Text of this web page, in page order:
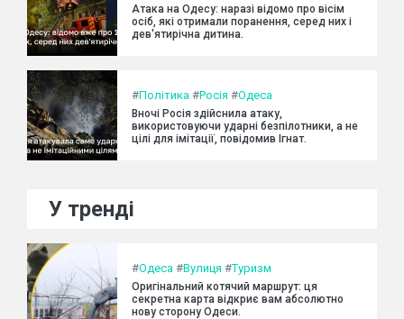
Атака на Одесу: наразі відомо про вісім
осіб, які отримали поранення, серед них і
дев'ятирічна дитина.
#Політика #Росія #Одеса
Вночі Росія здійснила атаку,
використовуючи ударні безпілотники, а не
цілі для імітації, повідомив Ігнат.
У тренді
#Одеса #Вулиця #Туризм
Оригінальний котячий маршрут: ця
секретна карта відкриє вам абсолютно
нову сторону Одеси.